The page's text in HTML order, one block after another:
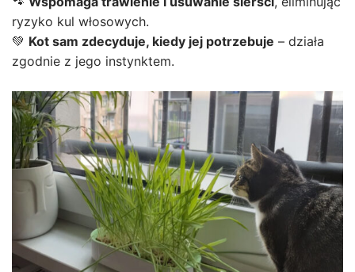
ryzyko kul włosowych.
💚 Kot sam zdecyduje, kiedy jej potrzebuje – działa
zgodnie z jego instynktem.